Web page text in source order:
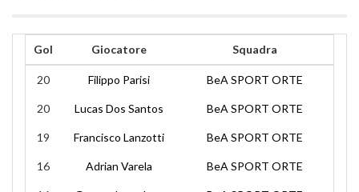
Gol Giocatore Squadra
20 Filippo Parisi BeA SPORT ORTE
20 Lucas Dos Santos BeA SPORT ORTE
19 Francisco Lanzotti BeA SPORT ORTE
16 Adrian Varela BeA SPORT ORTE